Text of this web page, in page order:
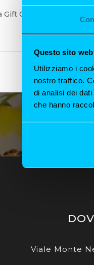
Questo sito
Utilizziamo i
nostro traffico.
di analisi dei
che hanno
Gift Card comprende
Viale Monte